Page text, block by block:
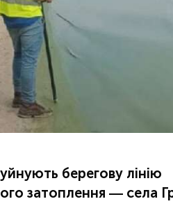
берегову лінію
затоплення — села